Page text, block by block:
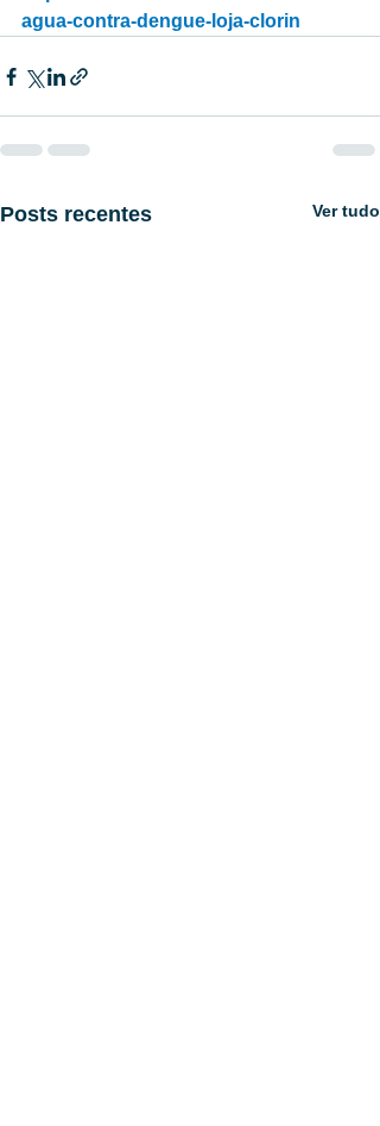
agua-contra-dengue-loja-clorin
Posts recentes Ver tudo